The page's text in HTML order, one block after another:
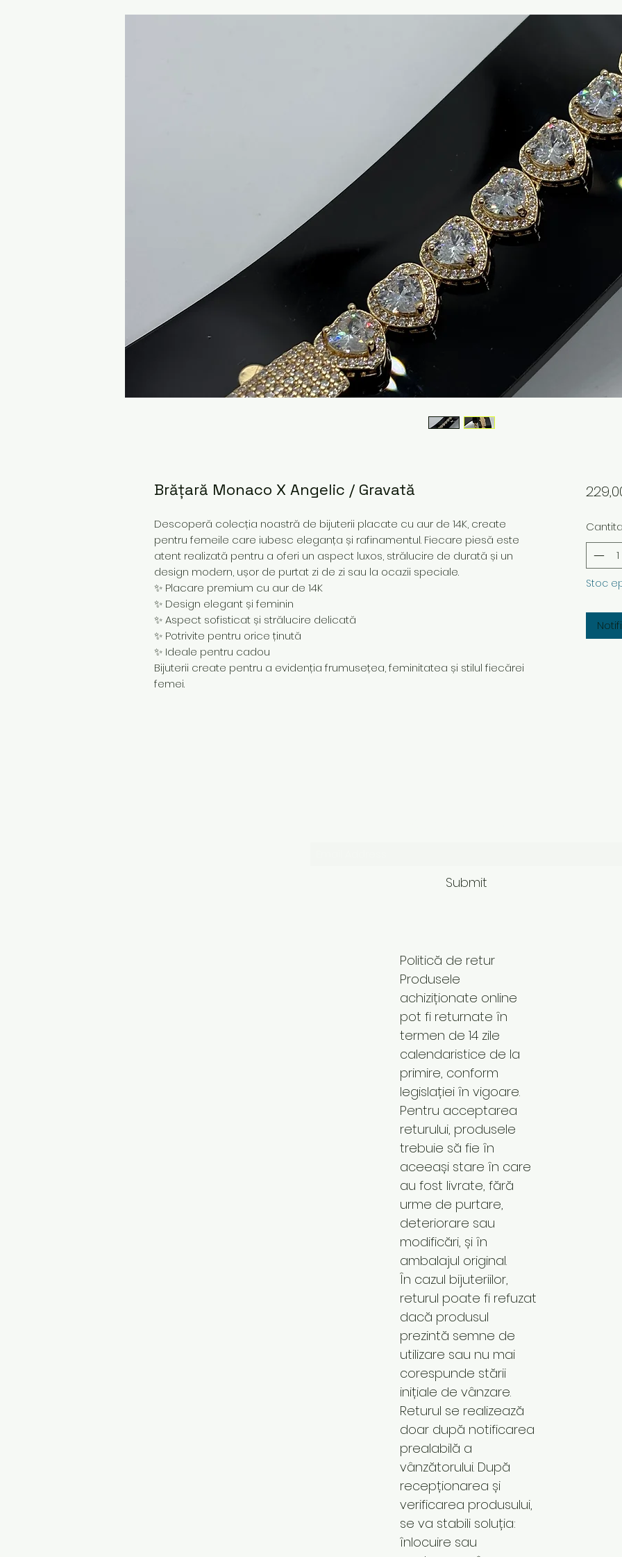
Brățară Monaco X Angelic / Gravată
Descoperă colecția noastră de bijuterii placate cu aur de 14K, create
pentru femeile care iubesc eleganța și rafinamentul. Fiecare piesă este
atent realizată pentru a oferi un aspect luxos, strălucire de durată și un
design modern, ușor de purtat zi de zi sau la ocazii speciale.
✨ Placare premium cu aur de 14K
✨ Design elegant și feminin
✨ Aspect sofisticat și strălucire delicată
✨ Potrivite pentru orice ținută
✨ Ideale pentru cadou
Bijuterii create pentru a evidenția frumusețea, feminitatea și stilul fiecărei
femei.
Stoc
Submit
Politică de retur
Produsele
achiziționate online
pot fi returnate în
termen de 14 zile
calendaristice de la
primire, conform
legislației în vigoare.
Pentru acceptarea
returului, produsele
trebuie să fie în
aceeași stare în care
au fost livrate, fără
urme de purtare,
deteriorare sau
modificări, și în
ambalajul original.
În cazul bijuteriilor,
returul poate fi refuzat
dacă produsul
prezintă semne de
utilizare sau nu mai
corespunde stării
inițiale de vânzare.
Returul se realizează
doar după notificarea
prealabilă a
vânzătorului. După
recepționarea și
verificarea produsului,
se va stabili soluția:
înlocuire sau